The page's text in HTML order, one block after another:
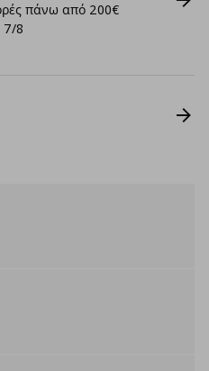
πάνω από 200€
7/8